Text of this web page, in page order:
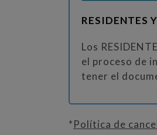
RESIDENTES
Los
el proceso de
tener el
*Política de